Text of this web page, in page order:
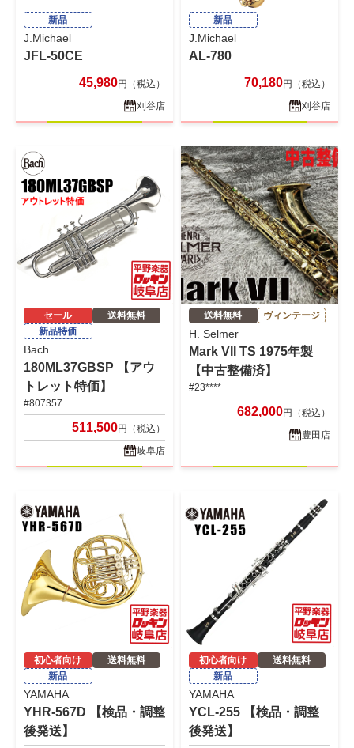
新品
J.Michael
JFL-50CE
45,980円（税込）
刈谷店
新品
J.Michael
AL-780
70,180円（税込）
刈谷店
セール
送料無料
新品特価
Bach
180ML37GBSP 【アウ
トレット特価】
#807357
511,500円（税込）
岐阜店
送料無料 ヴィンテージ
H. Selmer
Mark VII TS 1975年製
【中古整備済】
#23****
682,000円（税込）
豊田店
初心者向け
送料無料
新品
YAMAHA
YHR-567D 【検品・調整
後発送】
初心者向け
送料無料
新品
YAMAHA
YCL-255 【検品・調整
後発送】